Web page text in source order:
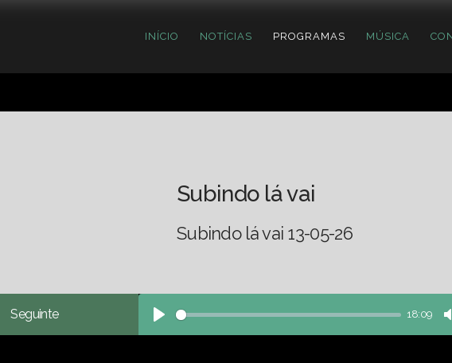
INÍCIO NOTÍCIAS PROGRAMAS MÚSICA
Subindo lá vai
Subindo lá vai 13-05-26
Seguinte
Play
18:09